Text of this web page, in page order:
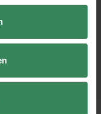
Kids 13 “
Rosa gestrickt.
werden.